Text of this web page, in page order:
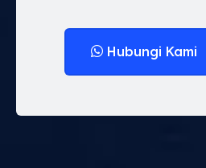
Hubungi Kami